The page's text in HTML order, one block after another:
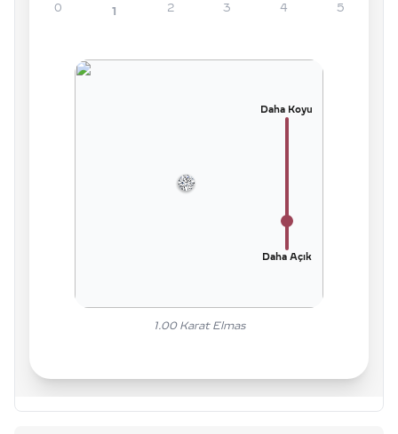
0 1 2 3 4 5
Daha Koyu
Daha Açık
1.00Karat Elmas